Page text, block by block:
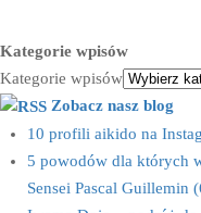
Kategorie wpisów
Kategorie wpisów
Zobacz nasz blog
10 profili aikido na
5 powodów dla których
Sensei Pascal Guillemin